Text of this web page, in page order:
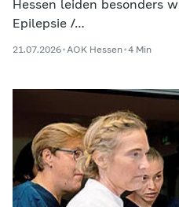
Hessen leiden besonders
Epilepsie /…
21.07.2026 AOK Hessen 4 Min